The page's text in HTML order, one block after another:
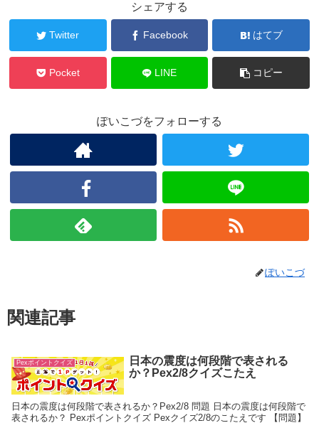
シェアする
Twitter Facebook はてブ
Pocket LINE コピー
ぽいこづをフォローする
ぽいこづ
関連記事
Pexポイントクイズ
日本の震度は何段階で表される
か？Pex2/8クイズこたえ
日本の震度は何段階で表されるか？Pex2/8 問題 日本の震度は何段階で
表されるか？ Pexポイントクイズ Pexクイズ2/8のこたえです 【問題】